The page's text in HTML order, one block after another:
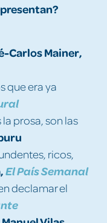
Carlos Mainer,
que era ya
prosa, son las
ricos,
El País Semanal
declamar el